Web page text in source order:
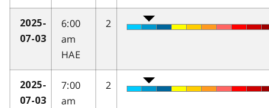
2025-
07-03
6:00
am
HAE
2
2025-
07-03
7:00
am
2